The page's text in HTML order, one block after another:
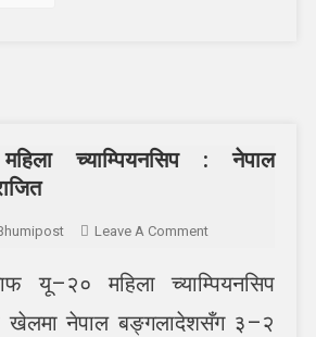
च्याम्पियनसिप : नेपाल
Leave A CommentOn
यू–
महिला
यू–२० महिला च्याम्पियनसिप
खेलमा नेपाल बङ्गलादेशसँग ३–२